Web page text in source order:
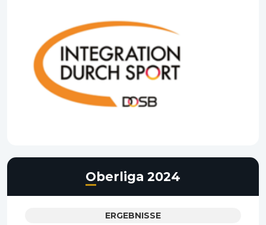
Oberliga 2024
ERGEBNISSE